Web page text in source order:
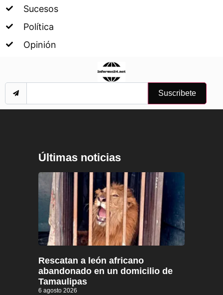
Sucesos
Política
Opinión
Suscribete
Últimas noticias
Rescatan a león africano
abandonado en un domicilio de
Tamaulipas
6 agosto 2026